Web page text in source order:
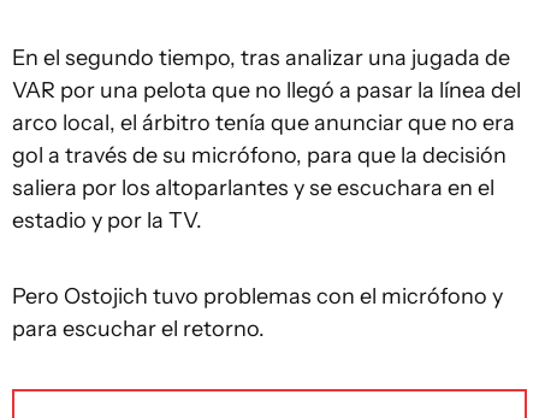
En el segundo tiempo, tras analizar una jugada de
VAR por una pelota que no llegó a pasar la línea del
arco local, el árbitro tenía que anunciar que no era
gol a través de su micrófono, para que la decisión
saliera por los altoparlantes y se escuchara en el
estadio y por la TV.
Pero Ostojich tuvo problemas con el micrófono y
para escuchar el retorno.